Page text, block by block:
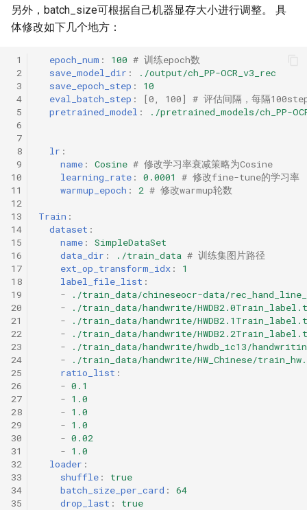
另外，batch_size可根据自己机器显存大小进行调整。 具
体修改如下几个地方：
1
2
3
4
5
6
7
8
9
10
11
12
13
14
15
16
17
18
19
20
21
22
23
24
25
26
27
28
29
30
31
32
33
34
35
epoch_num : 100 # 训练epoch数
save_model_dir :
./output/ch_PP-OCR_v3_rec
save_epoch_step :
10
eval_batch_step : [0, 100]
# 评估间隔，每隔
pretrained_model : ./pretrained_models/ch_PP-
lr :
name : Cosine # 修改学习率衰减策略为Cosine
learning_rate : 0.0001
# 修改fine-tune的学习率
warmup_epoch : 2 # 修改warmup轮数
Train :
dataset :
name :
SimpleDataSet
data_dir : ./train_data # 训练集图片路径
ext_op_transform_idx :
1
label_file_list :
-
./train_data/chineseocr-data/
-
./train_data/handwrite/
-
./train_data/handwrite/
-
./train_data/handwrite/
-
./train_data/handwrite/hwdb_ic13/
-
./train_data/handwrite/HW_Chinese/
ratio_list :
- 0.1
- 1.0
- 1.0
- 1.0
- 0.02
- 1.0
loader :
shuffle :
true
batch_size_per_card :
64
drop_last : true